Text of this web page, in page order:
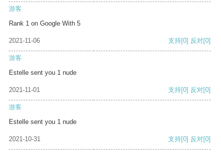
游客
Rank 1 on Google With 5
2021-11-06 支持[0] 反对[0]
游客
Estelle sent you 1 nude
2021-11-01 支持[0] 反对[0]
游客
Estelle sent you 1 nude
2021-10-31 支持[0] 反对[0]